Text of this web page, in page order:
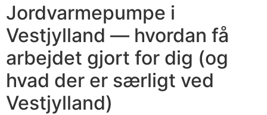
Jordvarmepumpe i
Vestjylland — hvordan få
arbejdet gjort for dig (og
hvad der er særligt ved
Vestjylland)